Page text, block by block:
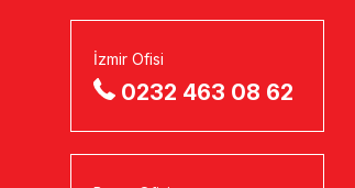
İzmir Ofisi
0232 463 08 62